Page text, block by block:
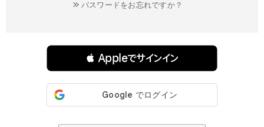
パスワードをお忘れですか？
 Appleでサインイン